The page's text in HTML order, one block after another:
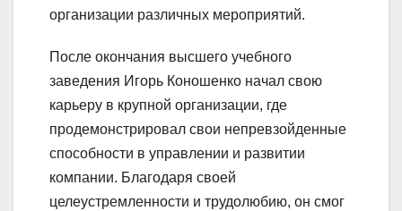
организации различных мероприятий.
После окончания высшего учебного
заведения Игорь Коношенко начал свою
карьеру в крупной организации, где
продемонстрировал свои непревзойденные
способности в управлении и развитии
компании. Благодаря своей
целеустремленности и трудолюбию, он смог